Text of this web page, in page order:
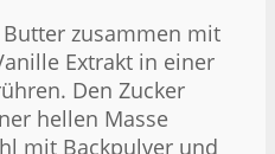
zusammen mit
Extrakt in einer
Den Zucker
hellen Masse
mit Backpulver und